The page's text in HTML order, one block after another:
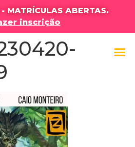
MATRÍCULAS ABERTAS.
inscrição